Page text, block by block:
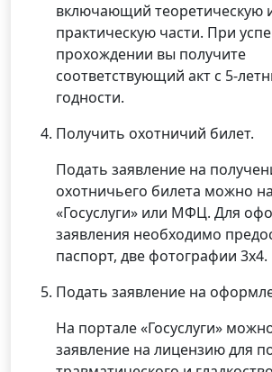
включающий теоретическую
практическую части. При
прохождении вы получите
соответствующий акт с 5-
годности.
Получить охотничий билет.
Подать заявление на
охотничьего билета можно
«Госуслуги» или МФЦ. Для
заявления необходимо
паспорт, две фотографии 3х4.
Подать заявление на
На портале «Госуслуги»
заявление на лицензию для